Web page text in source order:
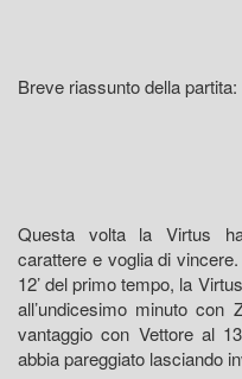
Breve riassunto della partita:
Questa volta la Virtus
carattere e voglia di
12’ del primo tempo, la
all’undicesimo minuto
vantaggio con Vettore al
abbia pareggiato lasciando